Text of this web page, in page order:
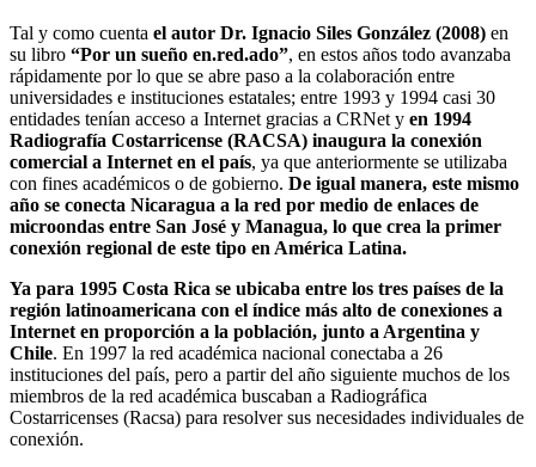
Tal y como cuenta el autor Dr. Ignacio Siles González (2008) en
su libro “Por un sueño en.red.ado”, en estos años todo avanzaba
rápidamente por lo que se abre paso a la colaboración entre
universidades e instituciones estatales; entre 1993 y 1994 casi 30
entidades tenían acceso a Internet gracias a CRNet y en 1994
Radiografía Costarricense (RACSA) inaugura la conexión
comercial a Internet en el país, ya que anteriormente se utilizaba
con fines académicos o de gobierno. De igual manera, este mismo
año se conecta Nicaragua a la red por medio de enlaces de
microondas entre San José y Managua, lo que crea la primer
conexión regional de este tipo en América Latina.
Ya para 1995 Costa Rica se ubicaba entre los tres países de la
región latinoamericana con el índice más alto de conexiones a
Internet en proporción a la población, junto a Argentina y
Chile. En 1997 la red académica nacional conectaba a 26
instituciones del país, pero a partir del año siguiente muchos de los
miembros de la red académica buscaban a Radiográfica
Costarricenses (Racsa) para resolver sus necesidades individuales de
conexión.